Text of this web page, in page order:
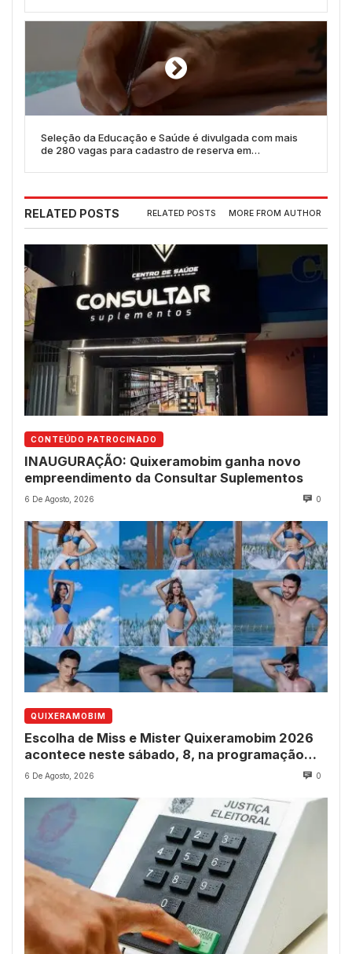
Seleção da Educação e Saúde é divulgada com mais
de 280 vagas para cadastro de reserva em
RELATED POSTS RELATED POSTS MORE FROM AUTHOR
CONTEÚDO PATROCINADO
INAUGURAÇÃO: Quixeramobim ganha novo
empreendimento da Consultar Suplementos
6 De Agosto, 2026 0
QUIXERAMOBIM
Escolha de Miss e Mister Quixeramobim 2026
acontece neste sábado, 8, na programação
dos 237 anos do município
6 De Agosto, 2026 0